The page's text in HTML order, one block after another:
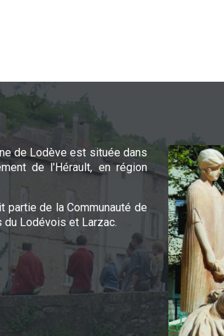
de Lodève est située dans
de l'Hérault, en région
partie de la Communauté de
du Lodévois et Larzac.